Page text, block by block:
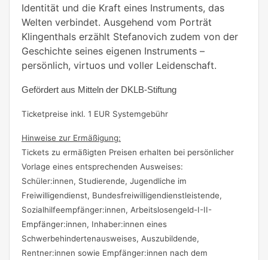
Identität und die Kraft eines Instruments, das
Welten verbindet. Ausgehend vom Porträt
Klingenthals erzählt Stefanovich zudem von der
Geschichte seines eigenen Instruments –
persönlich, virtuos und voller Leidenschaft.
Gefördert aus Mitteln der DKLB-Stiftung
Ticketpreise inkl. 1 EUR Systemgebühr
Hinweise zur Ermäßigung:
Tickets zu ermäßigten Preisen erhalten bei persönlicher
Vorlage eines entsprechenden Ausweises:
Schüler:innen, Studierende, Jugendliche im
Freiwilligendienst, Bundesfreiwilligendienstleistende,
Sozialhilfeempfänger:innen, Arbeitslosengeld-I-II-
Empfänger:innen, Inhaber:innen eines
Schwerbehindertenausweises, Auszubildende,
Rentner:innen sowie Empfänger:innen nach dem